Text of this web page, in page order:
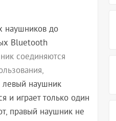
наушников до
Bluetooth
соединяются
левый наушник
и играет только один
правый наушник не